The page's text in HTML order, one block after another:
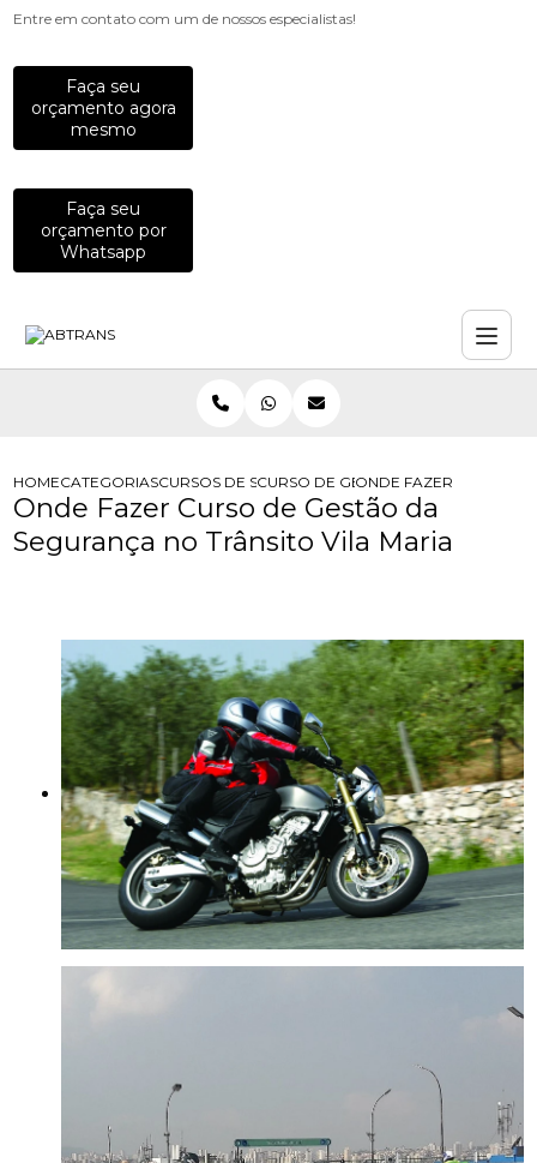
Entre em contato com um de nossos especialistas!
Faça seu
orçamento agora
mesmo
Faça seu
orçamento por
Whatsapp
HOMECATEGORIASCURSOS DE SEGURANCA NO TRANSITO
CURSO DE GESTAO DE SEGURANCA
ONDE FAZER CURSO
Onde Fazer Curso de Gestão da
Segurança no Trânsito Vila Maria